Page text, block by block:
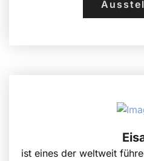
ist eines der weltweit